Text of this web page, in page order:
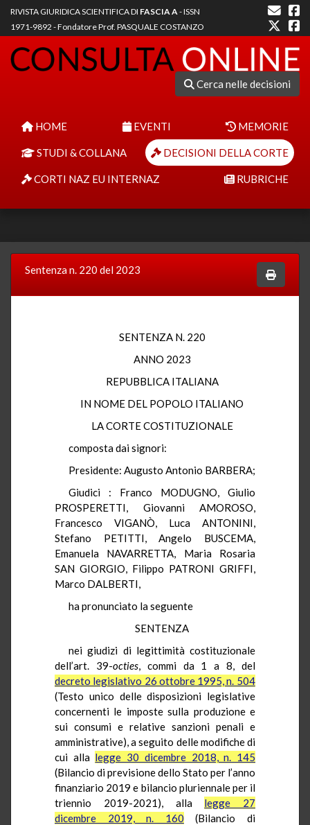
RIVISTA GIURIDICA SCIENTIFICA DI FASCIA A- ISSN
1971-9892 - Fondatore Prof. PASQUALE COSTANZO
Cerca nelle decisioni
HOME EVENTI MEMORIE
STUDI & COLLANA DECISIONI DELLA CORTE
CORTI NAZ EU INTERNAZ RUBRICHE
Sentenza n. 220 del 2023
SENTENZA N. 220
ANNO 2023
REPUBBLICA ITALIANA
IN NOME DEL POPOLO ITALIANO
LA CORTE COSTITUZIONALE
composta dai signori:
Presidente: Augusto Antonio BARBERA;
Giudici : Franco MODUGNO, Giulio
PROSPERETTI, Giovanni AMOROSO,
Francesco VIGANÒ, Luca ANTONINI,
Stefano PETITTI, Angelo BUSCEMA,
Emanuela NAVARRETTA, Maria Rosaria
SAN GIORGIO, Filippo PATRONI GRIFFI,
Marco DALBERTI,
ha pronunciato la seguente
SENTENZA
nei giudizi di legittimità costituzionale
dell’art. 39-octies, commi da 1 a 8, del
decreto legislativo 26 ottobre 1995, n. 504
(Testo unico delle disposizioni legislative
concernenti le imposte sulla produzione e
sui consumi e relative sanzioni penali e
amministrative), a seguito delle modifiche di
cui alla legge 30 dicembre 2018, n. 145
(Bilancio di previsione dello Stato per l’anno
finanziario 2019 e bilancio pluriennale per il
triennio 2019-2021), alla legge 27
dicembre 2019, n. 160 (Bilancio di